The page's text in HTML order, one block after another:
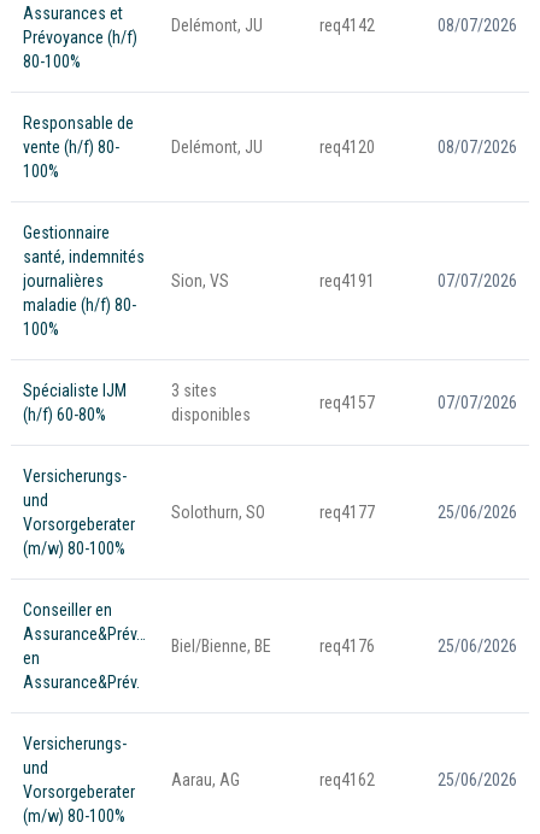
Assurances et
Prévoyance (h/f)
80-100%
Delémont, JU req4142 08/07/2026
Responsable de
vente (h/f) 80-
100%
Delémont, JU req4120 08/07/2026
Gestionnaire
santé, indemnités
journalières
maladie (h/f) 80-
100%
Sion, VS req4191 07/07/2026
Spécialiste IJM
(h/f) 60-80%
3 sites
disponibles
req4157 07/07/2026
Versicherungs-
und
Vorsorgeberater
(m/w) 80-100%
Solothurn, SO req4177 25/06/2026
Conseiller en
Assurance&Prév./Conseiller
en
Assurance&Prév.
Biel/Bienne, BE req4176 25/06/2026
Versicherungs-
und
Vorsorgeberater
(m/w) 80-100%
Aarau, AG req4162 25/06/2026